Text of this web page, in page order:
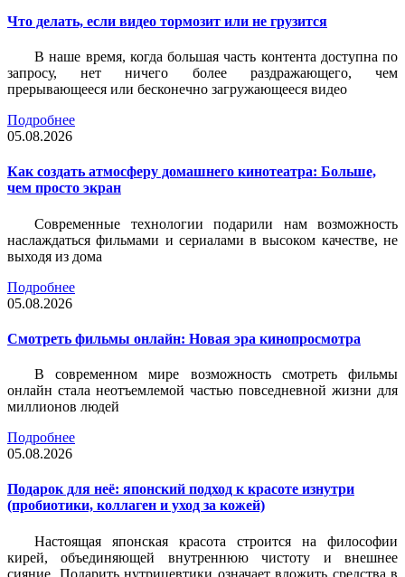
Что делать, если видео тормозит или не грузится
В наше время, когда большая часть контента доступна по
запросу, нет ничего более раздражающего, чем
прерывающееся или бесконечно загружающееся видео
Подробнее
05.08.2026
Как создать атмосферу домашнего кинотеатра: Больше,
чем просто экран
Современные технологии подарили нам возможность
наслаждаться фильмами и сериалами в высоком качестве, не
выходя из дома
Подробнее
05.08.2026
Смотреть фильмы онлайн: Новая эра кинопросмотра
В современном мире возможность смотреть фильмы
онлайн стала неотъемлемой частью повседневной жизни для
миллионов людей
Подробнее
05.08.2026
Подарок для неё: японский подход к красоте изнутри
(пробиотики, коллаген и уход за кожей)
Настоящая японская красота строится на философии
кирей, объединяющей внутреннюю чистоту и внешнее
сияние. Подарить нутрицевтики означает вложить средства в